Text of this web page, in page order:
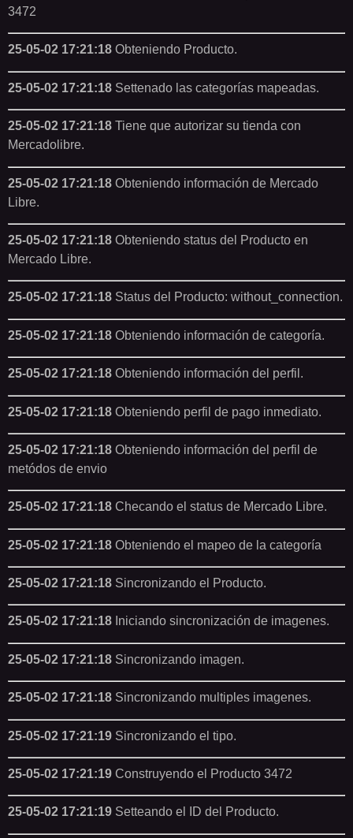
3472
25-05-02 17:21:18 Obteniendo Producto.
25-05-02 17:21:18 Settenado las categorías mapeadas.
25-05-02 17:21:18 Tiene que autorizar su tienda con
Mercadolibre.
25-05-02 17:21:18 Obteniendo información de Mercado
Libre.
25-05-02 17:21:18 Obteniendo status del Producto en
Mercado Libre.
25-05-02 17:21:18 Status del Producto: without_connection.
25-05-02 17:21:18 Obteniendo información de categoría.
25-05-02 17:21:18 Obteniendo información del perfil.
25-05-02 17:21:18 Obteniendo perfil de pago inmediato.
25-05-02 17:21:18 Obteniendo información del perfil de
metódos de envio
25-05-02 17:21:18 Checando el status de Mercado Libre.
25-05-02 17:21:18 Obteniendo el mapeo de la categoría
25-05-02 17:21:18 Sincronizando el Producto.
25-05-02 17:21:18 Iniciando sincronización de imagenes.
25-05-02 17:21:18 Sincronizando imagen.
25-05-02 17:21:18 Sincronizando multiples imagenes.
25-05-02 17:21:19 Sincronizando el tipo.
25-05-02 17:21:19 Construyendo el Producto 3472
25-05-02 17:21:19 Setteando el ID del Producto.